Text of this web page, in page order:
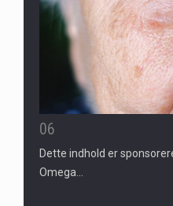
06
Dette indhold er
Omega…